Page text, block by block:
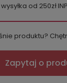
od 250zł
produktu?
Zapytaj o